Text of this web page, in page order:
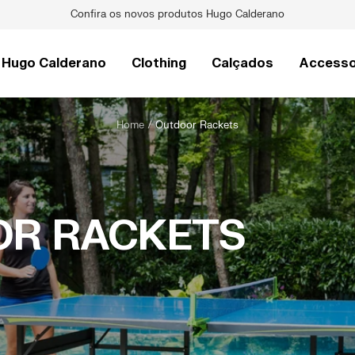
Raquetes de Pickleball Pro V
Hugo Calderano Clothing Calçados
Home Outdoor Rackets
RACKETS